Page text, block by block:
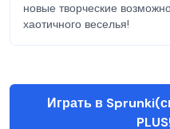
новые творческие
хаотичного веселья!
Играть в